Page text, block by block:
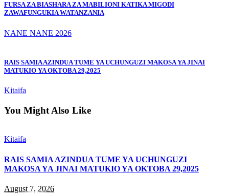
FURSA ZA BIASHARA ZA MABILIONI KATIKA MIGODI
ZAWAFUNGUKIA WATANZANIA
NANE NANE 2026
RAIS SAMIA AZINDUA TUME YA UCHUNGUZI MAKOSA YA JINAI
MATUKIO YA OKTOBA 29,2025
Kitaifa
You Might Also Like
Kitaifa
RAIS SAMIA AZINDUA TUME YA UCHUNGUZI
MAKOSA YA JINAI MATUKIO YA OKTOBA 29,2025
August 7, 2026